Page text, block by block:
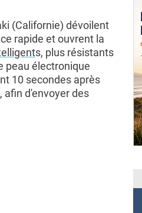
(Californie) dévoilent
rapide et ouvrent la
s, plus résistants
peau électronique
10 secondes après
afin d'envoyer des